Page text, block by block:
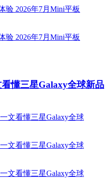
懂三星Galaxy全球新品